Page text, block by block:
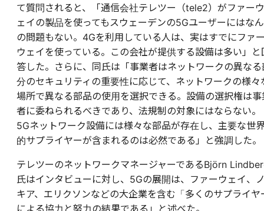
て質問されると、「通信会社テレツー（tele2）がファーウ
ェイの製品を使ってもスウェーデンの5Gユーザーにはなん
の問題もない。4Gを利用している人は、実はすでにファ
ウェイを使っている。この会社が提供する設備は多い」と
答した。さらに、同氏は「事業者はネットワークの異なる
分のセキュリティの重要性に応じて、ネットワークの様々
場所で異なる部品の使用を選択できる。設備の選択権は事
者に委ねられるべきであり、法規制の対象にはならない。
5Gネットワーク設備には様々な部品が存在し、主要な世
的サプライヤーが含まれるのは必然である」と強調した。
テレツーのネットワークマネージャーであるBjörn
氏はインタビューに対し、5Gの展開は、ファーウェイ、
キア、エリクソンなどの大企業を含む「多くのサプライヤ